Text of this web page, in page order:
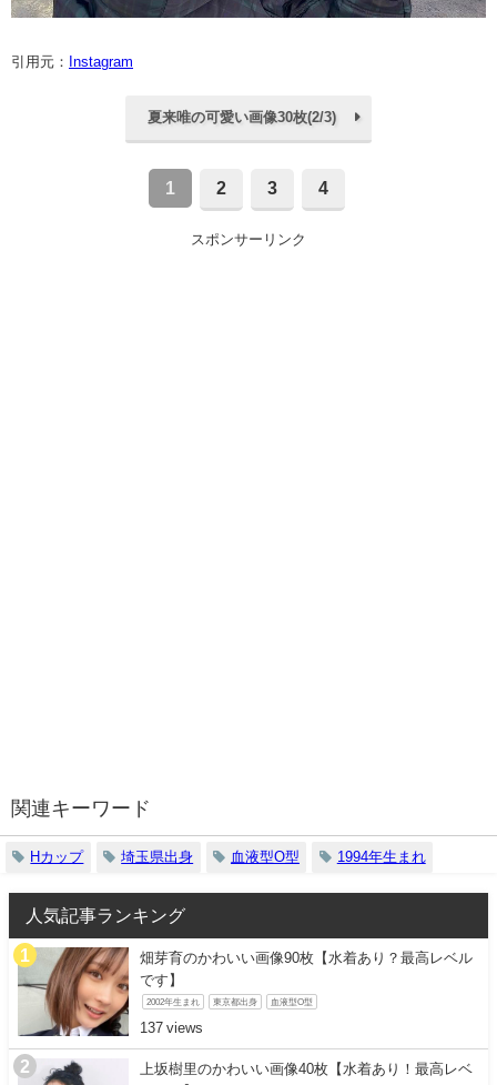
引用元： Instagram
夏来唯の可愛い画像30枚(2/3)
1 2 3 4
スポンサーリンク
関連キーワード
Hカップ 埼玉県出身 血液型O型 1994年生まれ
人気記事ランキング
畑芽育のかわいい画像90枚【水着あり？最高レベル
です】
2002年生まれ 東京都出身 血液型O型
137
上坂樹里のかわいい画像40枚【水着あり！最高レベ